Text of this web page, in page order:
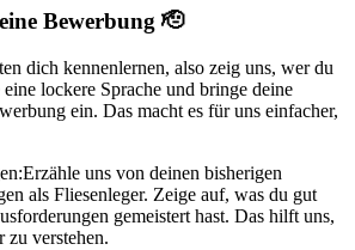
Bewerbung 🫡
dich kennenlernen, also zeig uns, wer du
lockere Sprache und bringe deine
ein. Das macht es für uns einfacher,
Erzähle uns von deinen bisherigen
als Fliesenleger. Zeige auf, was du gut
gemeistert hast. Das hilft uns,
zu verstehen.